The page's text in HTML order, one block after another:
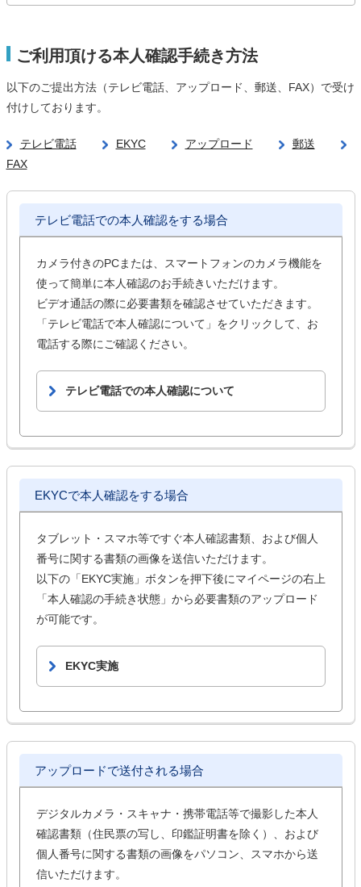
ご利用頂ける本人確認手続き方法
以下のご提出方法（テレビ電話、アップロード、郵送、FAX）で受け
付けしております。
テレビ電話 EKYC アップロード
郵送
FAX
テレビ電話での本人確認をする場合
カメラ付きのPCまたは、スマートフォンのカメラ機能を
使って簡単に本人確認のお手続きいただけます。
ビデオ通話の際に必要書類を確認させていただきます。
「テレビ電話で本人確認について」をクリックして、お
電話する際にご確認ください。
テレビ電話での本人確認について
EKYCで本人確認をする場合
タブレット・スマホ等ですぐ本人確認書類、および個人
番号に関する書類の画像を送信いただけます。
以下の「EKYC実施」ボタンを押下後にマイページの右上
「本人確認の手続き状態」から必要書類のアップロード
が可能です。
EKYC実施
アップロードで送付される場合
デジタルカメラ・スキャナ・携帯電話等で撮影した本人
確認書類（住民票の写し、印鑑証明書を除く）、および
個人番号に関する書類の画像をパソコン、スマホから送
信いただけます。